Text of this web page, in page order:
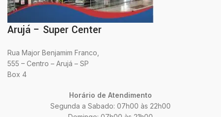
Arujá – Super Center
Rua Major Benjamim Franco,
555 – Centro – Arujá – SP
Box 4
Horário de Atendimento
Segunda a Sabado: 07h00 às 22h00